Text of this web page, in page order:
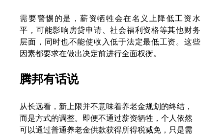
需要警惕的是，薪资牺牲会在名义上降低工资水
平，可能影响房贷申请、社会福利资格等其他财务
层面，同时也不能使收入低于法定最低工资。这些
因素都要求在做出决定前进行全面权衡。
腾邦有话说
从长远看，新上限并不意味着养老金规划的终结，
而是方式的调整。即便不通过薪资牺牲，个人依然
可以通过普通养老金供款获得所得税减免，只是需